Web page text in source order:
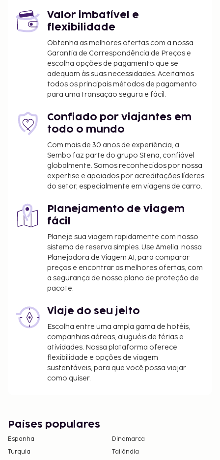
Valor imbatível e
flexibilidade
Obtenha as melhores ofertas com a nossa
Garantia de Correspondência de Preços e
escolha opções de pagamento que se
adequam às suas necessidades. Aceitamos
todos os principais métodos de pagamento
para uma transação segura e fácil.
Confiado por viajantes em
todo o mundo
Com mais de 30 anos de experiência, a
Sembo faz parte do grupo Stena, confiável
globalmente. Somos reconhecidos por nossa
expertise e apoiados por acreditações líderes
do setor, especialmente em viagens de carro.
Planejamento de viagem
fácil
Planeje sua viagem rapidamente com nosso
sistema de reserva simples. Use Amelia, nossa
Planejadora de Viagem AI, para comparar
preços e encontrar as melhores ofertas, com
a segurança de nosso plano de proteção de
pacote.
Viaje do seu jeito
Escolha entre uma ampla gama de hotéis,
companhias aéreas, aluguéis de férias e
atividades. Nossa plataforma oferece
flexibilidade e opções de viagem
sustentáveis, para que você possa viajar
como quiser.
Países populares
Espanha
Dinamarca
Turquia
Tailândia